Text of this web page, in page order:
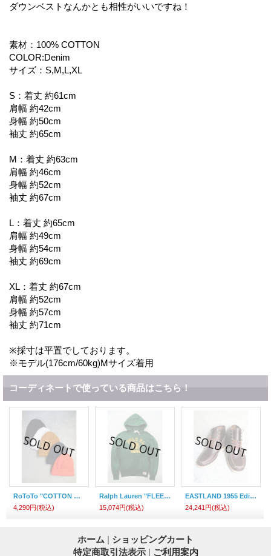
ダウンベストなんかとも相性がいいですね！
素材：100% COTTON
COLOR:Denim
サイズ：S,M,L,XL
S：着丈 約61cm
肩幅 約42cm
身幅 約50cm
袖丈 約65cm
M：着丈 約63cm
肩幅 約46cm
身幅 約52cm
袖丈 約67cm
L：着丈 約65cm
肩幅 約49cm
身幅 約54cm
袖丈 約69cm
XL：着丈 約67cm
肩幅 約52cm
身幅 約57cm
袖丈 約71cm
※採寸は平置でしております。
※モデル(176cm/60kg)Mサイズ着用
コーディネートで使っている商品はこちら！
RoToTo "COTTON WAFFLE BEANIE"
4,290円(税込)
Ralph Lauren "FLEECE GRAPHIC HOODIE, VINTAGE PINE"
15,074円(税込)
EASTLAND 1955 Edition "Belgrade 1955 Boots"
24,241円(税込)
ホーム | ショッピングカート
特定商取引法表示 | ご利用案内